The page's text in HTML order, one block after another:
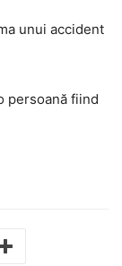
unui accident
persoană fiind